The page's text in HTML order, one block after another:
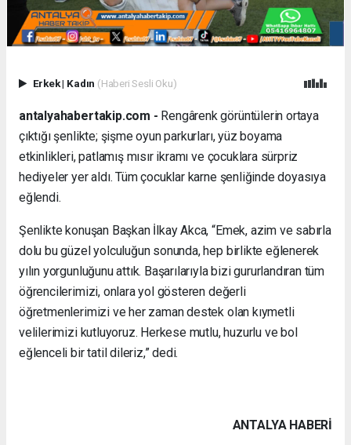
Erkek| Kadın (Haberi Sesli Oku)
antalyahabertakip.com - Rengârenk görüntülerin ortaya
çıktığı şenlikte; şişme oyun parkurları, yüz boyama
etkinlikleri, patlamış mısır ikramı ve çocuklara sürpriz
hediyeler yer aldı. Tüm çocuklar karne şenliğinde doyasıya
eğlendi.
Şenlikte konuşan Başkan İlkay Akca, “Emek, azim ve sabırla
dolu bu güzel yolculuğun sonunda, hep birlikte eğlenerek
yılın yorgunluğunu attık. Başarılarıyla bizi gururlandıran tüm
öğrencilerimizi, onlara yol gösteren değerli
öğretmenlerimizi ve her zaman destek olan kıymetli
velilerimizi kutluyoruz. Herkese mutlu, huzurlu ve bol
eğlenceli bir tatil dileriz,” dedi.
ANTALYA HABERİ